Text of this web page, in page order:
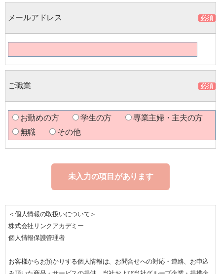
メールアドレス
ご職業
お勤めの方 学生の方
専業主婦・主夫の方
無職
その他
未入力の項目があります
＜個人情報の取扱いについて＞
株式会社リンクアカデミー
個人情報保護管理者
お客様からお預かりする個人情報は、お問合せへの対応・連絡、お申込